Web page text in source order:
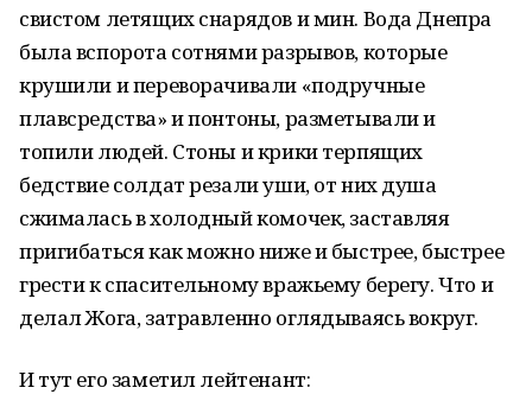
свистом летящих снарядов и мин. Вода Днепра
была вспорота сотнями разрывов, которые
крушили и переворачивали «подручные
плавсредства» и понтоны, разметывали и
топили людей. Стоны и крики терпящих
бедствие солдат резали уши, от них душа
сжималась в холодный комочек, заставляя
пригибаться как можно ниже и быстрее, быстрее
грести к спасительному вражьему берегу. Что и
делал Жога, затравленно оглядываясь вокруг.
И тут его заметил лейтенант: